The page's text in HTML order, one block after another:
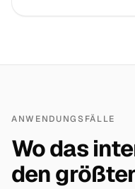
ANWENDUNGSFÄLLE
Wo das
den